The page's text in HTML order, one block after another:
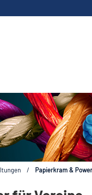
/ Papierkram &